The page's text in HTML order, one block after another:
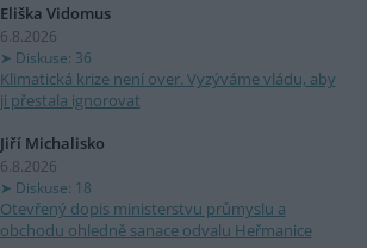
Eliška Vidomus
6.8.2026
Diskuse: 36
Klimatická krize není over. Vyzýváme vládu, aby
ji přestala ignorovat
Jiří Michalisko
6.8.2026
Diskuse: 18
Otevřený dopis ministerstvu průmyslu a
obchodu ohledně sanace odvalu Heřmanice